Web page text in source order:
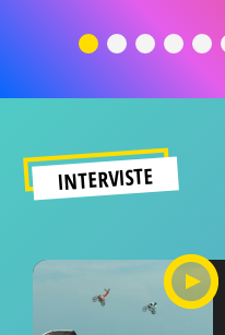
significato
INTERVISTE